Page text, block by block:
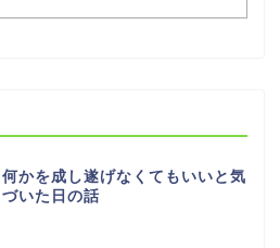
何かを成し遂げなくてもいいと気
づいた日の話